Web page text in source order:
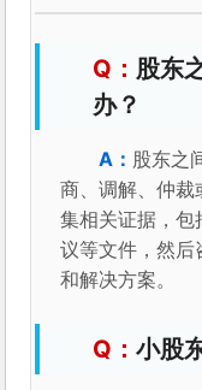
股东
办？
股东之
商、调解、仲裁
集相关证据，
议等文件，然后
和解决方案。
小股